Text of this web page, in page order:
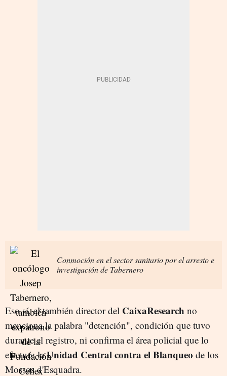
Conmoción en el sector sanitario por el arresto e
investigación de Tabernero
Eso sí, el también director del CaixaResearch no
menciona la palabra "detención", condición que tuvo
durante el registro, ni confirma el área policial que lo
efectuó: laUnidad Central contra el Blanqueo de los
Mossos d'Esquadra.